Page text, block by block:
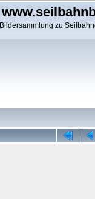
Bildersammlung zu